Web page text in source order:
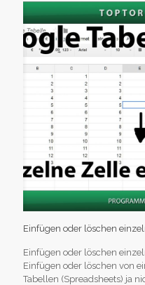
Einfügen oder löschen
Einfügen oder löschen
Einfügen oder löschen von
Tabellen (Spreadsheets) ja